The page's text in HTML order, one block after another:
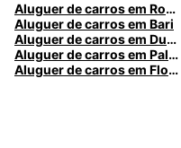
Aluguer de carros em Roma
Aluguer de carros em Bari
Aluguer de carros em Dublin
Aluguer de carros em Palermo
Aluguer de carros em Florença